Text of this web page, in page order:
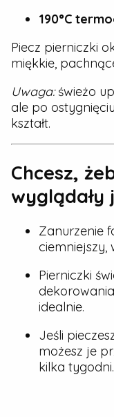
190°C
Piecz pierniczki
miękkie,
Uwaga:świeżo
ale po
kształt.
Chcesz,
wyglądały
Zanurzenie
ciemniejszy,
Pierniczki
idealnie.
Jeśli
możesz je
kilka tygodni.